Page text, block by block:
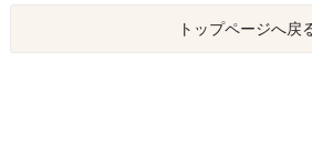
トップページへ戻